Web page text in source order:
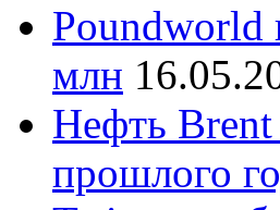
Poundworld
млн
Нефть Brent
прошлого